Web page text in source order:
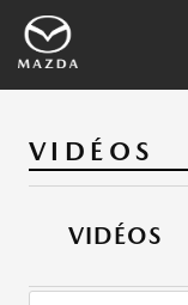
VIDÉOS
VIDÉOS
CATÉGORY